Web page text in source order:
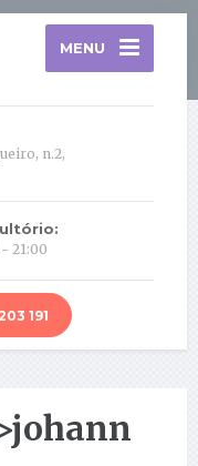
MENU
n.2,
21:00
191